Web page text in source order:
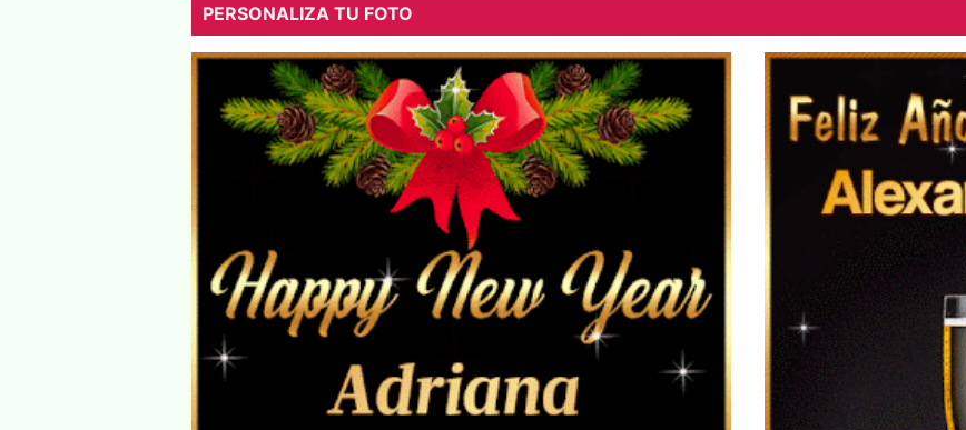
PERSONALIZA TU FOTO